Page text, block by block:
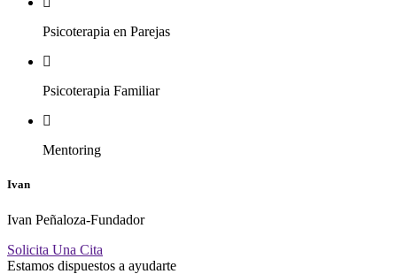
Psicoterapia en Parejas
Psicoterapia Familiar
Mentoring
Ivan
Ivan Peñaloza-Fundador
Solicita Una Cita
Estamos dispuestos a ayudarte